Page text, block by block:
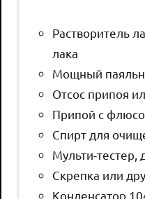
Растворитель
лака
Мощный
Отсос припоя
Припой с
Спирт для
Мульти-тестер,
Скрепка или
Конденсатор